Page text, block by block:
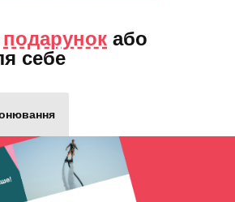
подарунок або
себе